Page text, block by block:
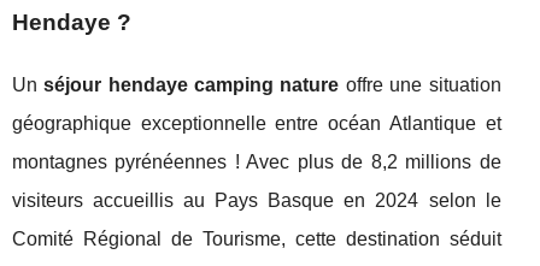
Hendaye ?
Unséjour hendaye camping nature offre une situation
géographique exceptionnelle entre océan Atlantique et
montagnes pyrénéennes ! Avec plus de 8,2 millions de
visiteurs accueillis au Pays Basque en 2024 selon le
Comité Régional de Tourisme, cette destination séduit